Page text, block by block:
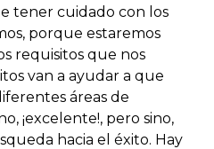
tener cuidado con los
porque estaremos
requisitos que nos
van a ayudar a que
áreas de
¡excelente!, pero sino,
hacia el éxito. Hay